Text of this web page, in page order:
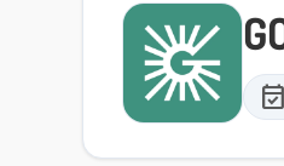
event_available